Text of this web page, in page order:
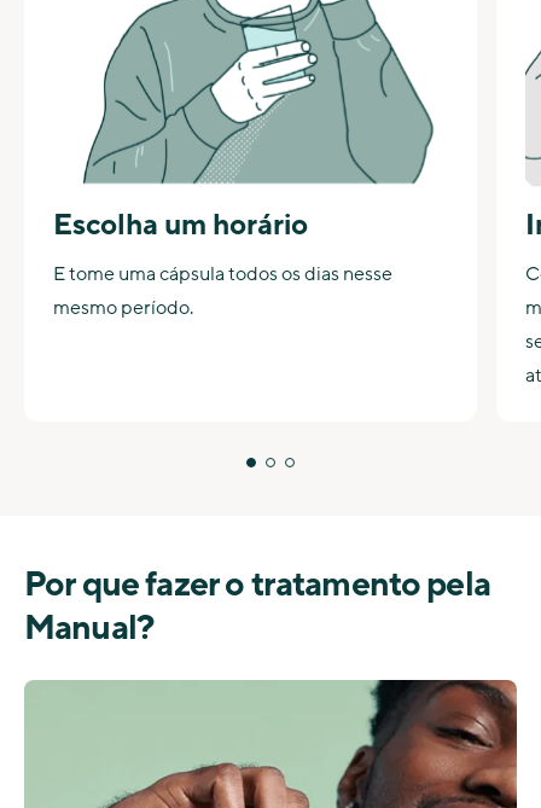
Escolha um horário
E tome uma cápsula todos os dias nesse
mesmo período.
Por que fazer o tratamento pela
Manual?